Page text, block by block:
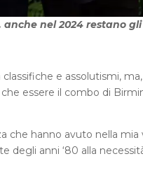
anche nel 2024 restano
e assolutismi,
essere il combo di
che hanno avuto nella
degli anni ‘80 alla